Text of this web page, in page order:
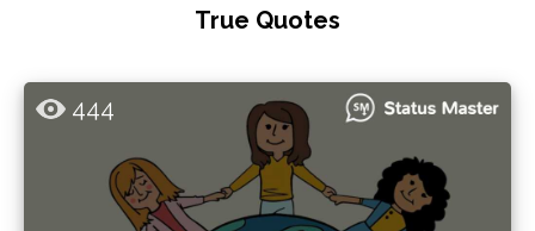
True Quotes
444